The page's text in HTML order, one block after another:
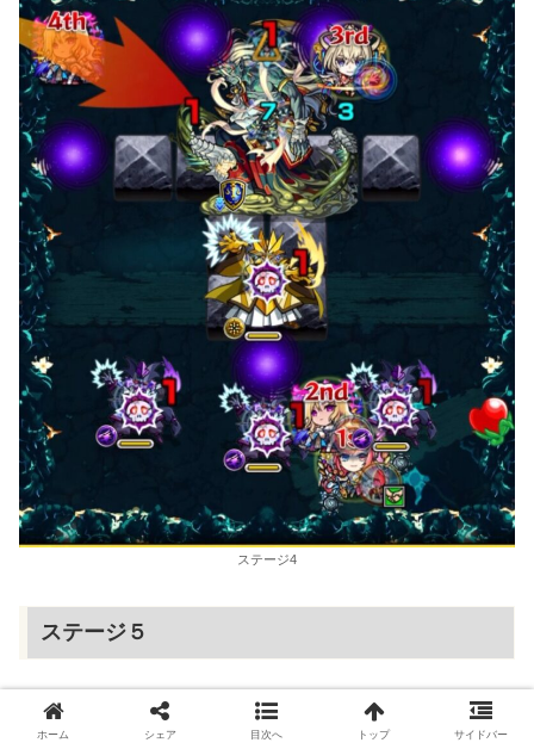
ステージ4
ステージ５
友情コンボで雑魚敵を倒す。
ホーム シェア 目次へ トップ サイドバー